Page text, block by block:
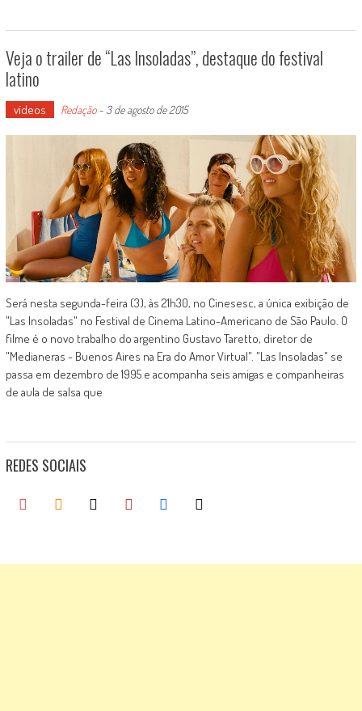
Veja o trailer de “Las Insoladas”, destaque do festival
latino
vídeos Redação- 3 de agosto de 2015
Será nesta segunda-feira (3), às 21h30, no Cinesesc, a única exibição de
"Las Insoladas" no Festival de Cinema Latino-Americano de São Paulo. O
filme é o novo trabalho do argentino Gustavo Taretto, diretor de
"Medianeras - Buenos Aires na Era do Amor Virtual". "Las Insoladas" se
passa em dezembro de 1995 e acompanha seis amigas e companheiras
de aula de salsa que
REDES SOCIAIS